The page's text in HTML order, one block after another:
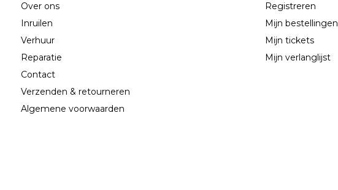
Over ons
Inruilen
Verhuur
Reparatie
Contact
Verzenden & retourneren
Algemene voorwaarden
Registreren
Mijn bestellingen
Mijn tickets
Mijn verlanglijst